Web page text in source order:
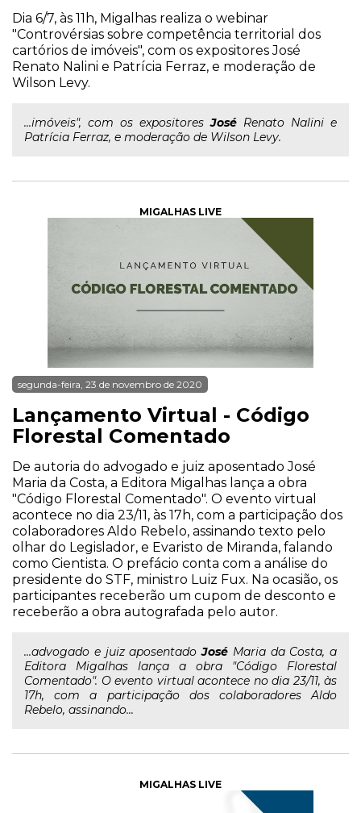
Dia 6/7, às 11h, Migalhas realiza o webinar
"Controvérsias sobre competência territorial dos
cartórios de imóveis", com os expositores José
Renato Nalini e Patrícia Ferraz, e moderação de
Wilson Levy.
...imóveis", com os expositoresJosé Renato Nalini e
Patrícia Ferraz, e moderação de Wilson Levy.
MIGALHAS LIVE
segunda-feira, 23 de novembro de 2020
Lançamento Virtual - Código
Florestal Comentado
De autoria do advogado e juiz aposentado José
Maria da Costa, a Editora Migalhas lança a obra
"Código Florestal Comentado". O evento virtual
acontece no dia 23/11, às 17h, com a participação dos
colaboradores Aldo Rebelo, assinando texto pelo
olhar do Legislador, e Evaristo de Miranda, falando
como Cientista. O prefácio conta com a análise do
presidente do STF, ministro Luiz Fux. Na ocasião, os
participantes receberão um cupom de desconto e
receberão a obra autografada pelo autor.
...advogado e juiz aposentadoJosé Maria da Costa, a
Editora Migalhas lança a obra "Código Florestal
Comentado". O evento virtual acontece no dia 23/11, às
17h, com a participação dos colaboradores Aldo
Rebelo, assinando...
MIGALHAS LIVE